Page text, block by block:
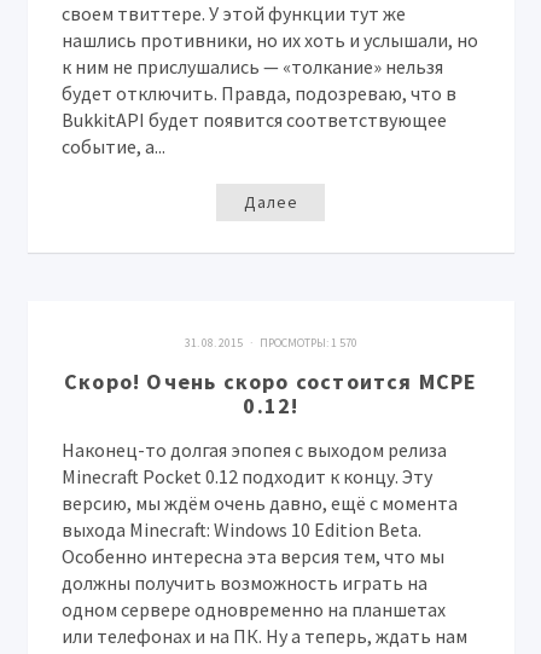
своем твиттере. У этой функции тут же
нашлись противники, но их хоть и услышали, но
к ним не прислушались — «толкание» нельзя
будет отключить. Правда, подозреваю, что в
BukkitAPI будет появится соответствующее
событие, а...
Далее
31. 08. 2015 · ПРОСМОТРЫ: 1 570
Скоро! Очень скоро состоится MCPE
0.12!
Наконец-то долгая эпопея с выходом релиза
Minecraft Pocket 0.12 подходит к концу. Эту
версию, мы ждём очень давно, ещё с момента
выхода Minecraft: Windows 10 Edition Beta.
Особенно интересна эта версия тем, что мы
должны получить возможность играть на
одном сервере одновременно на планшетах
или телефонах и на ПК. Ну а теперь, ждать нам